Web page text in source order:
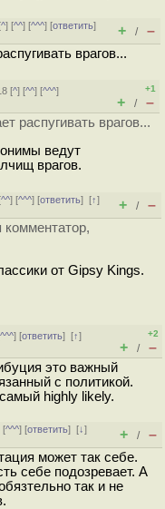
^] [^^] [^^^] [ответить]
+ / –
врагов...
[^] [^^] [^^^]
+1
+ / –
распугивать врагов...
ведут
врагов.
^^] [^^^] [ответить][↑]
+ / –
от Gipsy Kings.
^^^] [ответить][↑]
+2
+ / –
это важный
с политикой.
highly likely.
[^^^] [ответить][↓]
+ / –
может так себе.
себе подозревает. А
так и не